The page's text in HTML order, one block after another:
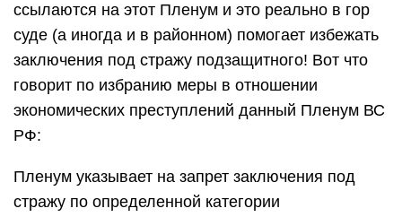
ссылаются на этот Пленум и это реально в гор
суде (а иногда и в районном) помогает избежать
заключения под стражу подзащитного! Вот что
говорит по избранию меры в отношении
экономических преступлений данный Пленум ВС
РФ:
Пленум указывает на запрет заключения под
стражу по определенной категории